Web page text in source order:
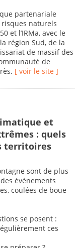
partenariale
risques naturels
et l’IRMa, avec le
région Sud, de la
de massif des
de
[ voir le site ]
et
: quels
territoires
sont de plus
événements
coulées de boue
se posent :
ces